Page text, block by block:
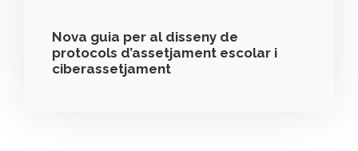
Nova guia per al disseny de
protocols d’assetjament escolar i
ciberassetjament